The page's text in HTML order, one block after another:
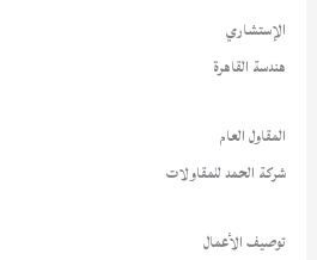
الإستشاري
هندسة القاهرة
المقاول العام
شركة الحمد للمقاولات
توصيف الأعمال